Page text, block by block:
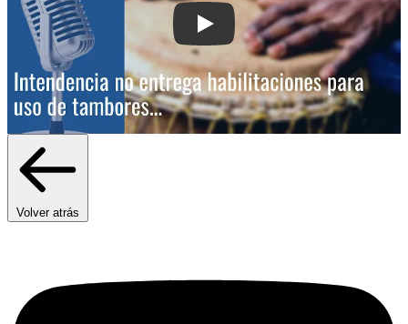
Play: Intendencia no entrega
Volver atrás